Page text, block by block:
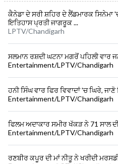
ਕੈਨੇਡਾ ਦੇ ਸਰੀ ਸ਼ਹਿਰ ਦੇ ਲੈਂਡਮਾਰਕ
ਇਤਿਹਾਸ ਪ੍ਰਤੀ ਜਾਗਰੂਕ ...
LPTV/Chandigarh
ਸਲਮਾਨ ਰਸ਼ਦੀ ਘਟਨਾ ਮਗਰੋਂ ਪਹਿਲੀ
Entertainment/LPTV/Chandigarh
ਹਨੀ ਸਿੰਘ ਵਾਰ ਫਿਰ ਵਿਵਾਦਾਂ 'ਚ ਘਿਰੇ,
Entertainment/LPTV/Chandigarh
ਫਿਲਮ ਅਦਾਕਾਰ ਸਮੀਰ ਖੱਕੜ ਨੇ 71 ਸਾਲ
Entertainment/LPTV/Chandigarh
ਰਣਬੀਰ ਕਪੂਰ ਦੀ ਮਾਂ ਨੀਤੂ ਨੇ ਖਰੀਦੀ